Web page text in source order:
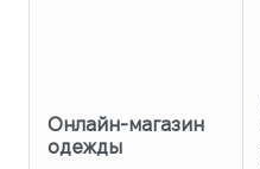
Онлайн-магазин
одежды